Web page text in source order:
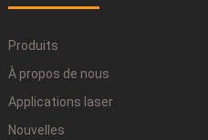
Produits
À propos de nous
Applications laser
Nouvelles